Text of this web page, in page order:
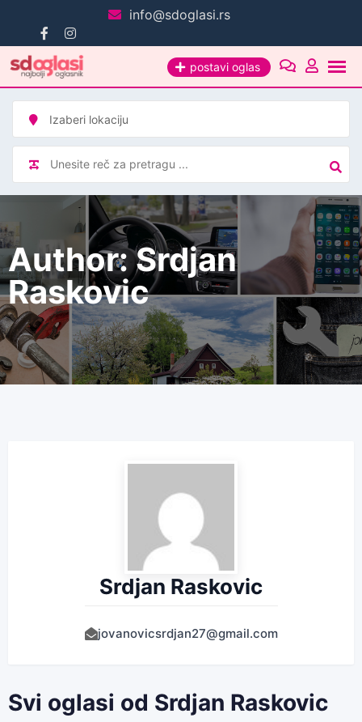
sadržaj
info@sdoglasi.rs
postavi oglas
Author: Srdjan
Raskovic
Srdjan Raskovic
jovanovicsrdjan27@gmail.com
Svi oglasi od Srdjan Raskovic